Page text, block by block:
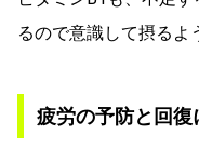
るので意識して摂るよ
疲労の予防と回復